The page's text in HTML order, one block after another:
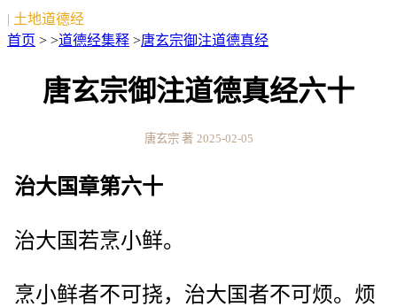
| 土地道德经
首页 > >道德经集释 >唐玄宗御注道德真经
唐玄宗御注道德真经六十
唐玄宗 著 2025-02-05
治大国章第六十
治大国若烹小鲜。
烹小鲜者不可挠，治大国者不可烦。烦